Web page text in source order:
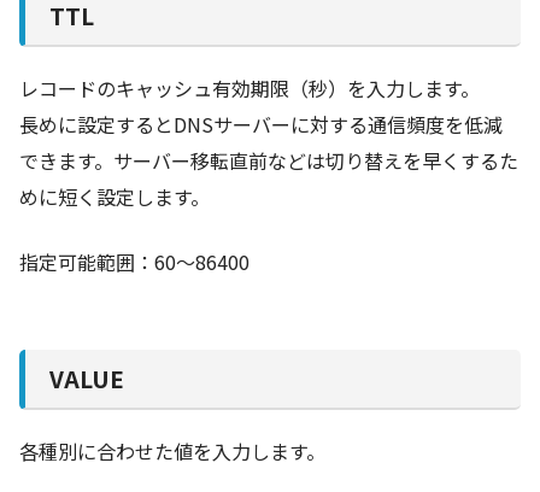
TTL
レコードのキャッシュ有効期限（秒）を入力します。
長めに設定するとDNSサーバーに対する通信頻度を低減
できます。サーバー移転直前などは切り替えを早くするた
めに短く設定します。
指定可能範囲：60～86400
VALUE
各種別に合わせた値を入力します。